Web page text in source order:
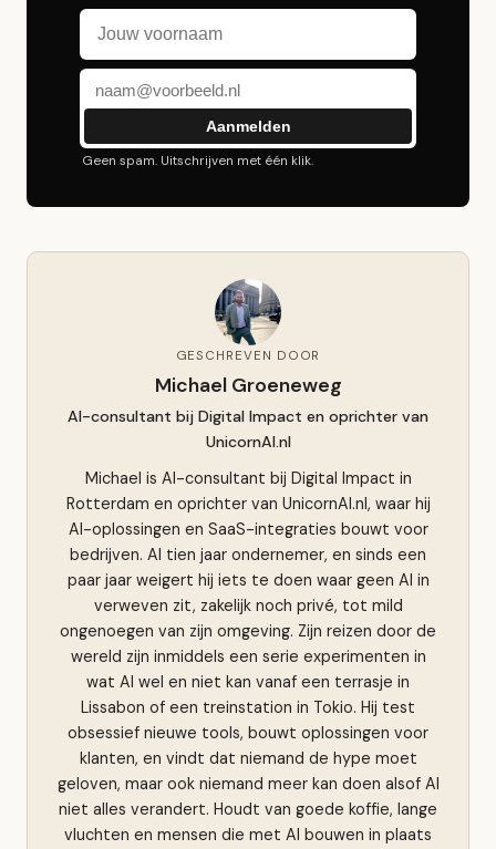
Voornaam
E-mailadres
Aanmelden
Geen spam. Uitschrijven met één klik.
GESCHREVEN DOOR
Michael Groeneweg
AI-consultant bij Digital Impact en oprichter van
UnicornAI.nl
Michael is AI-consultant bij Digital Impact in
Rotterdam en oprichter van UnicornAI.nl, waar hij
AI-oplossingen en SaaS-integraties bouwt voor
bedrijven. Al tien jaar ondernemer, en sinds een
paar jaar weigert hij iets te doen waar geen AI in
verweven zit, zakelijk noch privé, tot mild
ongenoegen van zijn omgeving. Zijn reizen door de
wereld zijn inmiddels een serie experimenten in
wat AI wel en niet kan vanaf een terrasje in
Lissabon of een treinstation in Tokio. Hij test
obsessief nieuwe tools, bouwt oplossingen voor
klanten, en vindt dat niemand de hype moet
geloven, maar ook niemand meer kan doen alsof AI
niet alles verandert. Houdt van goede koffie, lange
vluchten en mensen die met AI bouwen in plaats